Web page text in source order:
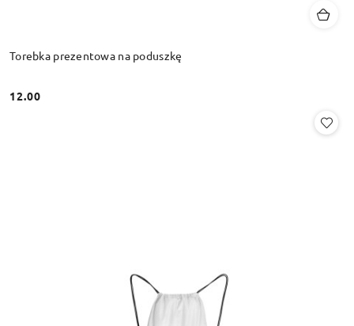
Torebka prezentowa na poduszkę
Cena:
12.00